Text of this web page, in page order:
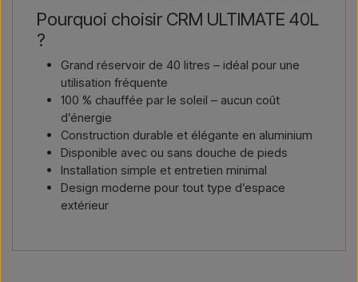
Pourquoi choisir CRM ULTIMATE 40L
?
Grand réservoir de 40 litres – idéal pour une
utilisation fréquente
100 % chauffée par le soleil – aucun coût
d’énergie
Construction durable et élégante en aluminium
Disponible avec ou sans douche de pieds
Installation simple et entretien minimal
Design moderne pour tout type d’espace
extérieur